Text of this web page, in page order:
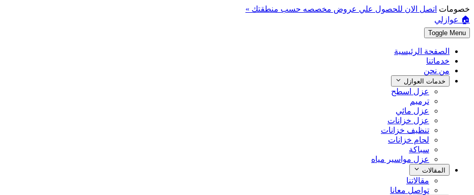
خصومات اتصل الان للحصول علي عروض مخصصه حسب منطقتك »
🏠 عوازلي
Toggle Menu
الصفحة الرئيسية
خدماتنا
من نحن
خدمات العوازل
عزل اسطح
ترميم
عزل مائي
عزل خزانات
تنظيف خزانات
لحام خزانات
سباكة
عزل مواسير مياه
المقالات
مقالاتنا
تواصل معانا